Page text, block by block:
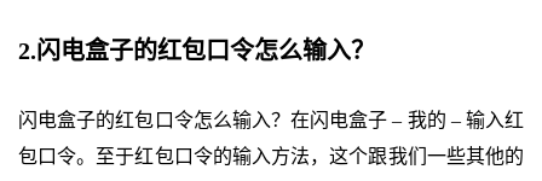
2.闪电盒子的红包口令怎么输入？
闪电盒子的红包口令怎么输入？在闪电盒子 – 我的 – 输入红
包口令。至于红包口令的输入方法，这个跟我们一些其他的